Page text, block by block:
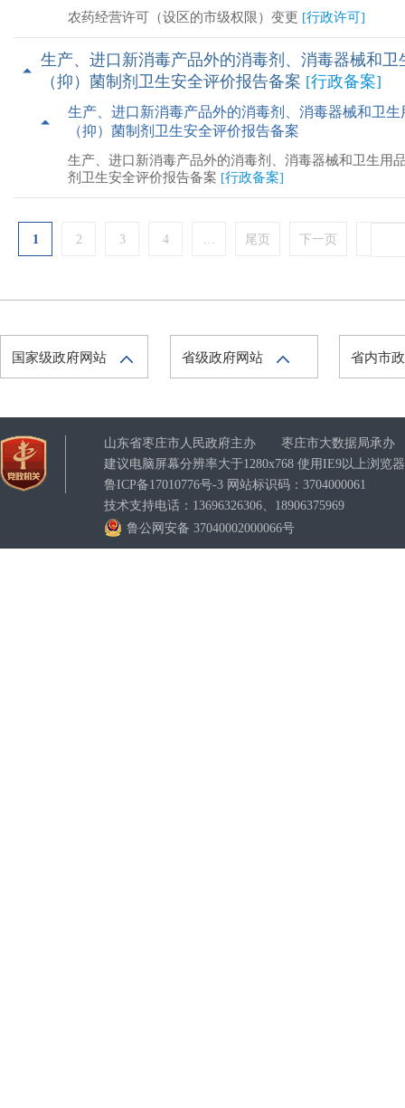
农药经营许可（设区的市级权限）变更 [行政许可]
生产、进口新消毒产品外的消毒剂、消毒器械和卫
（抑）菌制剂卫生安全评价报告备案 [行政备案]
生产、进口新消毒产品外的消毒剂、消毒器械和卫生
（抑）菌制剂卫生安全评价报告备案
生产、进口新消毒产品外的消毒剂、消毒器械和卫生用
剂卫生安全评价报告备案 [行政备案]
1 2 3 4 … 尾页 下一页
国家级政府网站 省级政府网站 省内市
山东省枣庄市人民政府主办 枣庄市大数据局承办
建议电脑屏幕分辨率大于1280x768 使用IE9以上浏览
鲁ICP备17010776号-3 网站标识码：3704000061
技术支持电话：13696326306、18906375969
鲁公网安备 37040002000066号